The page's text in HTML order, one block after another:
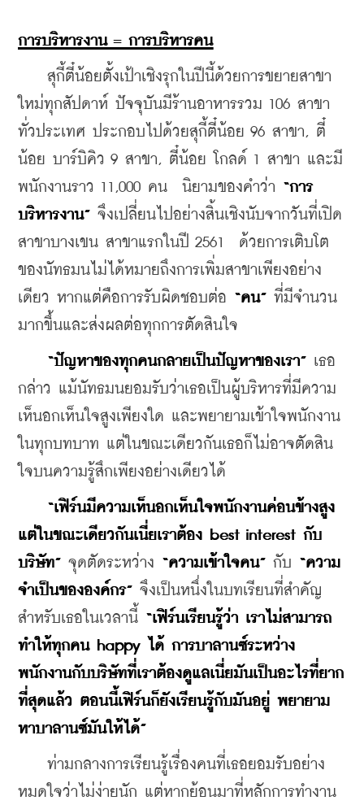
การบริหารงาน = การบริหารคน
สุกี้ตี๋น้อยตั้งเป้าเชิงรุกในปีนี้ด้วยการขยายสาขา
ใหม่ทุกสัปดาห์ ปัจจุบันมีร้านอาหารรวม 106 สาขา
ทั่วประเทศ ประกอบไปด้วยสุกี้ตี๋น้อย 96 สาขา, ตี๋
น้อย บาร์บิคิว 9 สาขา, ตี๋น้อย โกลด์ 1 สาขา และมี
พนักงานราว 11,000 คน  นิยามของคำว่า “การ
บริหารงาน” จึงเปลี่ยนไปอย่างสิ้นเชิงนับจากวันที่เปิด
สาขาบางเขน สาขาแรกในปี 2561  ด้วยการเติบโต
ของนัทธมนไม่ได้หมายถึงการเพิ่มสาขาเพียงอย่าง
เดียว หากแต่คือการรับผิดชอบต่อ ​“คน” ที่มีจำนวน
มากขึ้นและส่งผลต่อทุกการตัดสินใจ
“ปัญหาของทุกคนกลายเป็นปัญหาของเรา” เธอ
กล่าว แม้นัทธมนยอมรับว่าเธอเป็นผู้บริหารที่มีความ
เห็นอกเห็นใจสูงเพียงใด และพยายามเข้าใจพนักงาน
ในทุกบทบาท แต่ในขณะเดียวกันเธอก็ไม่อาจตัดสิน
ใจบนความรู้สึกเพียงอย่างเดียวได้
“เฟิร์นมีความเห็นอกเห็นใจพนักงานค่อนข้างสูง
แต่ในขณะเดียวกันเนี่ยเราต้อง best interest กับ
บริษัท” จุดตัดระหว่าง “ความเข้าใจคน” กับ “ความ
จำเป็นขององค์กร” จึงเป็นหนึ่งในบทเรียนที่สำคัญ
สำหรับเธอในเวลานี้ “เฟิร์นเรียนรู้ว่า เราไม่สามารถ
ทำให้ทุกคน happy ได้ การบาลานซ์ระหว่าง
พนักงานกับบริษัทที่เราต้องดูแลเนี่ยมันเป็นอะไรที่ยาก
ที่สุดแล้ว ตอนนี้เฟิร์นก็ยังเรียนรู้กับมันอยู่ พยายาม
หาบาลานซ์มันให้ได้”
ท่ามกลางการเรียนรู้เรื่องคนที่เธอยอมรับอย่าง
หมดใจว่าไม่ง่ายนัก แต่หากย้อนมาที่หลักการทำงาน